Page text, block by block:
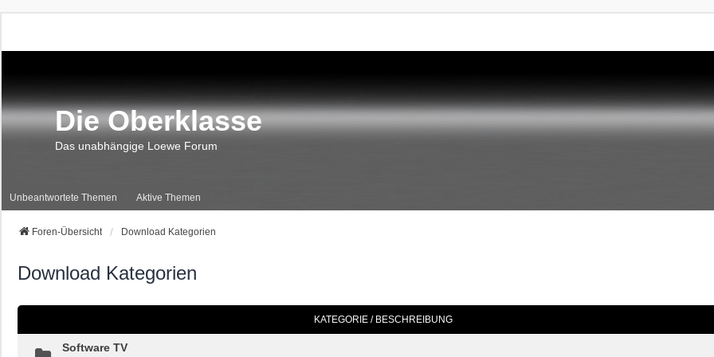
Die Oberklasse
Das unabhängige Loewe Forum
Unbeantwortete Themen Aktive Themen
Foren-Übersicht Download Kategorien
Download Kategorien
KATEGORIE / BESCHREIBUNG
Software TV